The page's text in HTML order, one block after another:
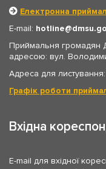
Електронна
E-mail: hotline
Приймальня громадян
адресою: вул.
Адреса для
Графік роботи
Вхідна
E-mail для вхідної